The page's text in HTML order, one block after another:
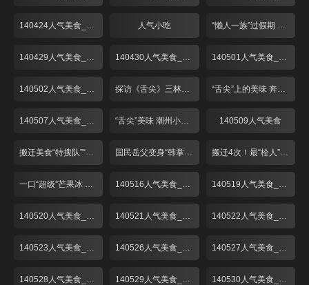
140424人气美食_001 人气小吃 “懒人一族”过假期 出游请客靠“熟食”！
140429人气美食_001 140430人气美食_001 140501人气美食_001
140502人气美食_001 探访《舌尖》三林塘 预定已到6月中 “舌尖”上的美味 奔跑中的“啫啫煲”
140507人气美食_001 “舌尖”美味 潮州小吃煎蚝烙 140509人气美食
搬迁美食“特搜队”“弄堂馄饨”再登场！ 国民岳父变身“韩掌柜” “粉丝”捧场菜名怪 搬迁4次！最“栓人”的生煎包！
一口“超级”芒果冰 一秒心情变夏天！ 140516人气美食_001 140519人气美食_001
140520人气美食_001 140521人气美食_001 140522人气美食_001
140523人气美食_001 140526人气美食_001 140527人气美食_001
140528人气美食_001 140529人气美食_001 140530人气美食_001